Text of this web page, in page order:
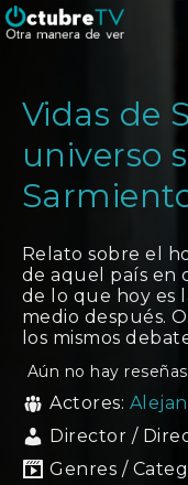
Vidas de
universo
Relato sobre el
de aquel país en
de lo que hoy es
medio después.
los mismos
Aún no hay
Actores:
Director /
Genres /